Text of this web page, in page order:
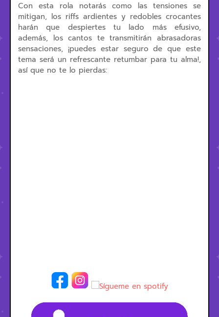
Con esta rola notarás como las tensiones se
mitigan, los riffs ardientes y redobles crocantes
harán que despiertes tu lado más efusivo,
además, los cantos te transmitirán abrasadoras
sensaciones, ¡puedes estar seguro de que este
tema será un refrescante retumbar para tu alma!,
así que no te lo pierdas: